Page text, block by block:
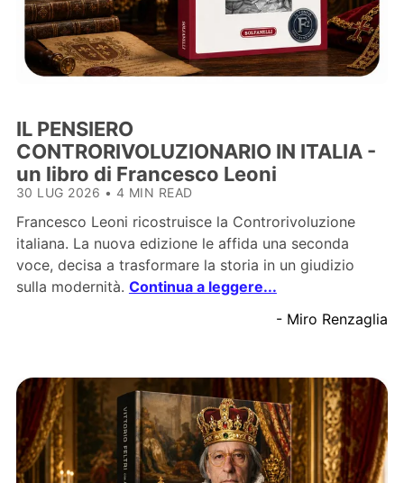
IL PENSIERO
CONTRORIVOLUZIONARIO IN ITALIA -
un libro di Francesco Leoni
30 LUG 2026 • 4 MIN READ
Francesco Leoni ricostruisce la Controrivoluzione
italiana. La nuova edizione le affida una seconda
voce, decisa a trasformare la storia in un giudizio
sulla modernità. Continua a leggere...
- Miro Renzaglia